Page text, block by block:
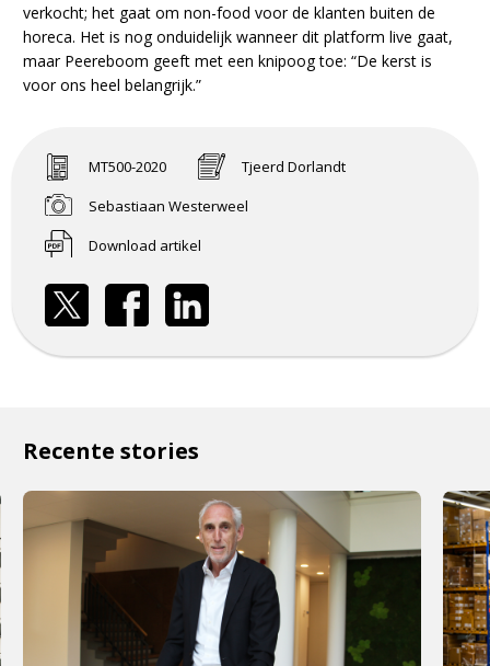
verkocht; het gaat om non-food voor de klanten buiten de
horeca. Het is nog onduidelijk wanneer dit platform live gaat,
maar Peereboom geeft met een knipoog toe: “De kerst is
voor ons heel belangrijk.”
MT500-2020
Tjeerd Dorlandt
Sebastiaan Westerweel
Download artikel
Recente stories